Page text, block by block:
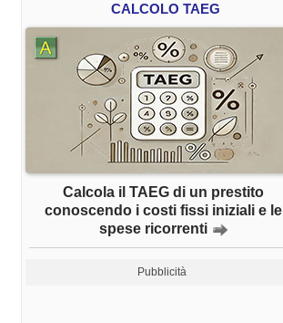
CALCOLO TAEG
Calcola il TAEG di un prestito
conoscendo i costi fissi iniziali e le
spese ricorrenti
Pubblicità